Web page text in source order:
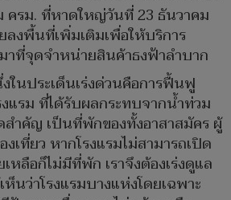
ครม. ที่หาดใหญ่วันที่ 23 ธันวาคม
งพื้นที่เพิ่มเติมเพื่อให้บริการ
าที่จุดจำหน่ายสินค้าธงฟ้าลำบาก
ในประเด็นเร่งด่วนคือการฟื้นฟู
แรม ที่ได้รับผลกระทบจากน้ำท่วม
สำคัญ เป็นที่พักของทั้งอาสาสมัคร ผู้
เที่ยว หากโรงแรมไม่สามารถเปิด
หลือก็ไม่มีที่พัก เราจึงต้องเร่งดูแล
นว่าโรงแรมบางแห่งโดยเฉพาะ